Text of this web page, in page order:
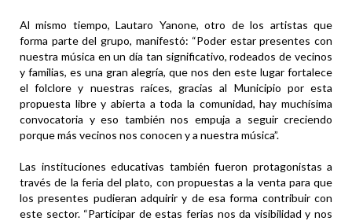
Al mismo tiempo, Lautaro Yanone, otro de los artistas que
forma parte del grupo, manifestó: “Poder estar presentes con
nuestra música en un día tan significativo, rodeados de vecinos
y familias, es una gran alegría, que nos den este lugar fortalece
el folclore y nuestras raíces, gracias al Municipio por esta
propuesta libre y abierta a toda la comunidad, hay muchísima
convocatoria y eso también nos empuja a seguir creciendo
porque más vecinos nos conocen y a nuestra música”.
Las instituciones educativas también fueron protagonistas a
través de la feria del plato, con propuestas a la venta para que
los presentes pudieran adquirir y de esa forma contribuir con
este sector. “Participar de estas ferias nos da visibilidad y nos